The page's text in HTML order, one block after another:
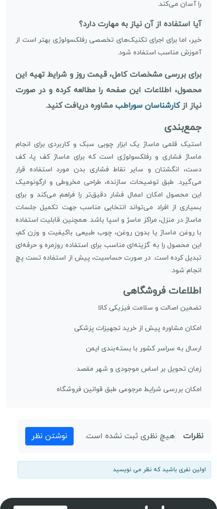
را آسان می‌کند.
آیا استفاده از آن نیاز به مهارت دارد؟
خیر، اما برای اجرای تکنیک‌های تخصصی رفلکسولوژی بهتر است از
آموزش مناسب استفاده شود.
برای بررسی مشخصات کامل، قیمت روز و شرایط تهیه این
محصول، اطلاعات این صفحه را مطالعه کرده و در صورت
نیاز ازکارشناسان سوراطب مشاوره دریافت کنید.
جمع‌بندی
استیک قلمی ماساژ یک ابزار چوبی سبک و کاربردی برای انجام
ماساژ فشاری و رفلکسولوژی است که برای ماساژ کف پا، کف
دست، انگشتان و سایر نقاط فشاری بدن مورد استفاده قرار
می‌گیرد. طبق توضیحات سازنده، طراحی مخروطی و ارگونومیک
این محصول امکان اعمال فشار دقیق‌تر را فراهم می‌کند و برای
بسیاری از افراد می‌تواند انتخابی مناسب جهت تکمیل جلسات
ماساژ در منزل، مراکز ماسژ و اسپا باشد. همچنین قابلیت استفاده
با روغن ماساژ یا بدون روغن، چوب طبیعی باکیفیت و وزن کم،
این محصول را به گزینه‌ای مناسب برای استفاده روزمره و حرفه‌ای
تبدیل کرده است. در صورت حساسیت، پیش از استفاده تست پچ
انجام شود.
اطلاعات فروشگاهی
تضمین اصالت و سلامت فیزیکی کالا
امکان مشاوره پیش از خرید تجهیزات پزشکی
ارسال به سراسر کشور با بسته‌بندی ایمن
زمان تحویل بر اساس موجودی و شهر مقصد
امکان بررسی شرایط مرجوعی طبق قوانین فروشگاه
نظرات هیچ نظری ثبت نشده است. نوشتن نظر
اولین نفری باشید که نظر می نویسید